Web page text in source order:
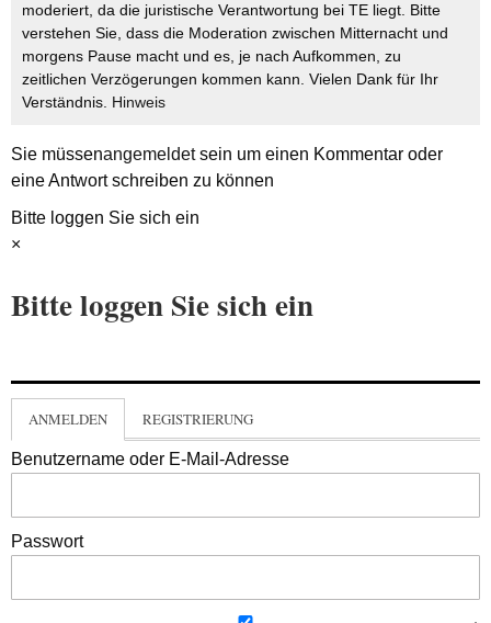
moderiert, da die juristische Verantwortung bei TE liegt. Bitte
verstehen Sie, dass die Moderation zwischen Mitternacht und
morgens Pause macht und es, je nach Aufkommen, zu
zeitlichen Verzögerungen kommen kann. Vielen Dank für Ihr
Verständnis. Hinweis
Sie müssenangemeldetsein um einen Kommentar oder
eine Antwort schreiben zu können
Bitte loggen Sie sich ein
×
Bitte loggen Sie sich ein
ANMELDEN REGISTRIERUNG
Benutzername oder E-Mail-Adresse
Passwort